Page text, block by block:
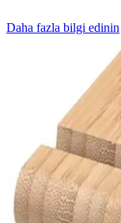
Daha fazla bilgi edinin